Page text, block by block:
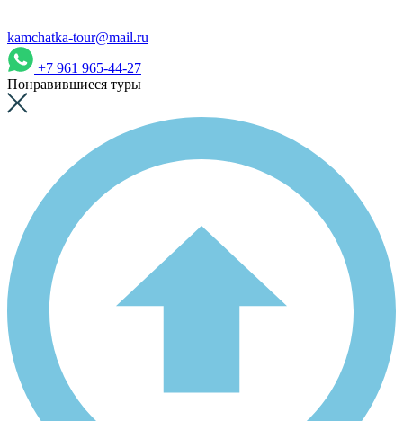
kamchatka-tour@mail.ru
+7 961 965-44-27
Понравившиеся туры